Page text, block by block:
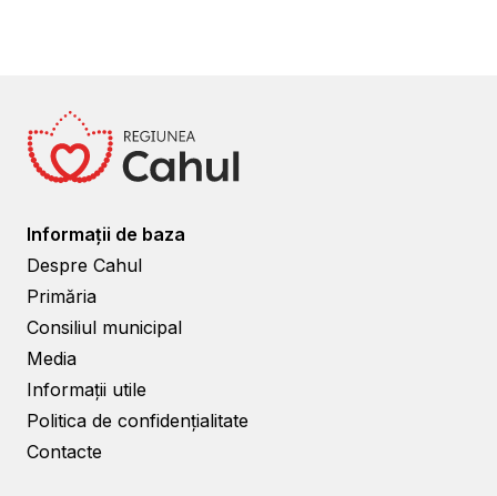
Informații de baza
Despre Cahul
Primăria
Consiliul municipal
Media
Informații utile
Politica de confidențialitate
Contacte